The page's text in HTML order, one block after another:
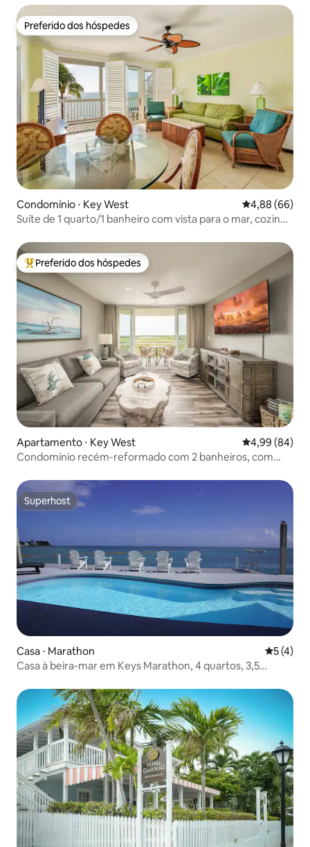
Preferido dos hóspedes
Preferido dos hóspedes
Condomínio ⋅ Key West 4,88 de uma
4,88 (66)
Suíte de 1 quarto/1 banheiro com vista para o mar, cozinha
Entre os melhores preferidos dos hóspedes
Preferido dos hóspedes
Apartamento ⋅ Key West 4,99 de uma
4,99 (84)
Condomínio recém-reformado com 2 banheiros, com
Superhost
Superhost
Casa ⋅ Marathon 5 de
5 (4)
Casa à beira-mar em Keys Marathon, 4 quartos, 3,5